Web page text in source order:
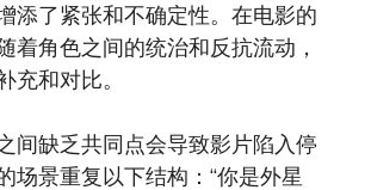
添了紧张和不确定性。在电影的
着角色之间的统治和反抗流动，
充和对比。
间缺乏共同点会导致影片陷入停
场景重复以下结构：“你是外星